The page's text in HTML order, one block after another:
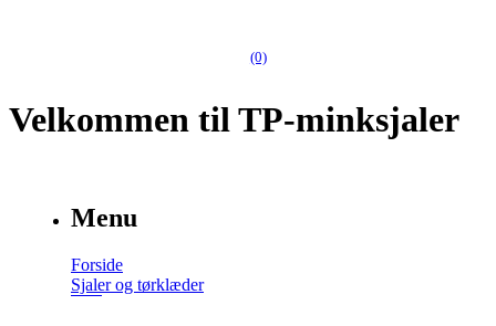
(0)
Velkommen til TP-minksjaler
Menu
Forside
Sjaler og tørklæder